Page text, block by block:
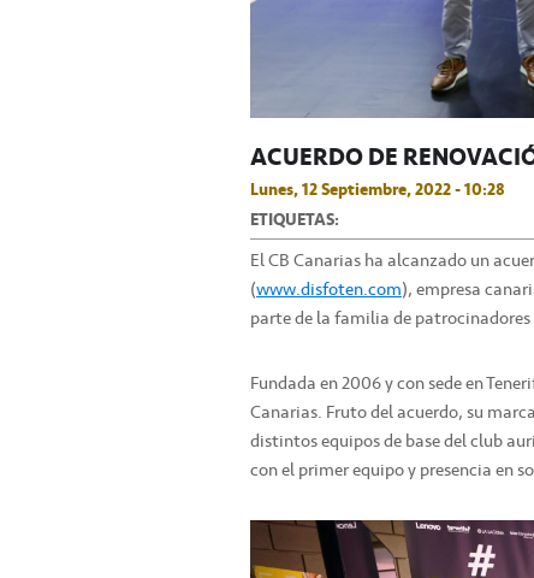
ACUERDO DE
Lunes, 12 Septiembre, 2022 - 10:28
ETIQUETAS:
El CB Canarias ha alcanzado un
(www.disfoten.com), empresa
parte de la familia de
Fundada en 2006 y con sede en
Canarias. Fruto del acuerdo, su
distintos equipos de base del club
con el primer equipo y presencia en